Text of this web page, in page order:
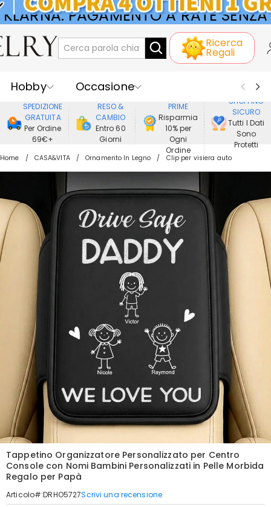
KLARNA: PAGAMENTO A RATE SENZA
INTERESSI
Ricerca
Regali
Hobby
Occasione
Ricevente
Best Seller
Nuovi
Gioielli
Casa&Vita
Abbigliamento
SPEDIZIONE
GRATUITA
Per Ordine
69€+
RESO &
CAMBIO
Entro 60
Giorni
PRIME
Risparmia
10% per
Ogni
Ordine
SHOPPING
SICURO
Tutti I Dati
Sono
Protetti
Home CASA&VITA Ornamento In Legno Clip per visiera auto
Tappetino Organizzatore Personalizzato per Centro
Console con Nomi Bambini Personalizzati in Pelle Morbida
Regalo per Papà
Articolo#:DRHO5727Scrivi una recensione